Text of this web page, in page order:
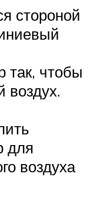
стороной
так, чтобы
воздух.
для
воздуха